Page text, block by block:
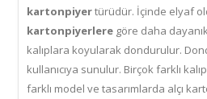
kartonpiyertürüdür. İçinde elyaf
kartonpiyerlere göre daha
kalıplara koyularak dondurulur.
kullanıcıya sunulur. Birçok farklı
farklı model ve tasarımlarda alçı